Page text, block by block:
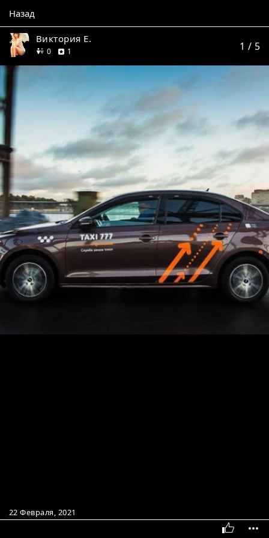
Назад
Виктория Е.
0друзей
1 1 / 5
22 Февраля, 2021